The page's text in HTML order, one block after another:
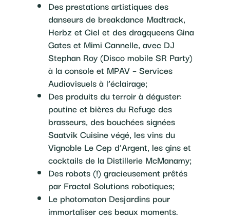
Des prestations artistiques des
danseurs de breakdance Madtrack,
Herbz et Ciel et des dragqueens Gina
Gates et Mimi Cannelle, avec DJ
Stephan Roy (Disco mobile SR Party)
à la console et MPAV – Services
Audiovisuels à l’éclairage;
Des produits du terroir à déguster:
poutine et bières du Refuge des
brasseurs, des bouchées signées
Saatvik Cuisine végé, les vins du
Vignoble Le Cep d’Argent, les gins et
cocktails de la Distillerie McManamy;
Des robots (!) gracieusement prêtés
par Fractal Solutions robotiques;
Le photomaton Desjardins pour
immortaliser ces beaux moments.